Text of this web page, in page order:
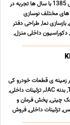
خدمات ساختمانی نوین مفتخر است از سال 1385 با سال ها تجربه در
های مختلف نوسازی
نما, طراحی دفتر
دکوراسیون داخلی منزل,
...
زمینه ی قطعات خودرو کی
ام سی ارزان, لوازم جک, یدکی کی ام سی T9, بدنه JAC, تزئینات داخلی,
جک چینی, پخش فرمان و
تزئینات داخلی, فروش